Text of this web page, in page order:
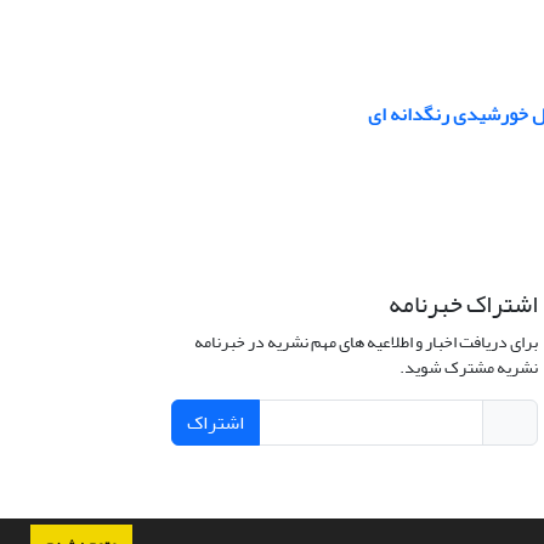
اشتراک خبرنامه
برای دریافت اخبار و اطلاعیه های مهم نشریه در خبرنامه
نشریه مشترک شوید.
اشتراک